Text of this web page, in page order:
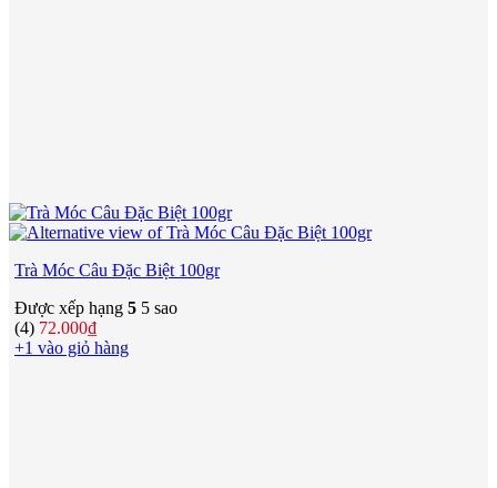
Trà Móc Câu Đặc Biệt 100gr
Được xếp hạng 5 5 sao
(4) 72.000₫
+1 vào giỏ hàng